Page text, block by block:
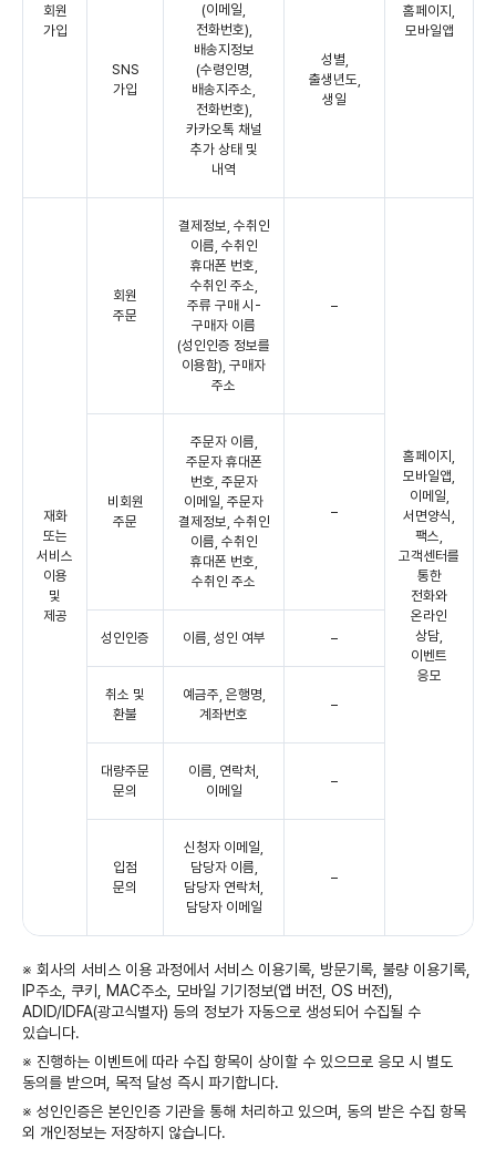
회원
가입
홈페이지,
모바일앱
SNS
가입
(이메일,
전화번호),
배송지정보
(수령인명,
배송지주소,
전화번호),
카카오톡 채널
추가 상태 및
내역
성별,
출생년도,
생일
재화
또는
서비스
이용
및
제공
회원
주문
결제정보, 수취인
이름, 수취인
휴대폰 번호,
수취인 주소,
주류 구매 시-
구매자 이름
(성인인증 정보를
이용함), 구매자
주소
–
홈페이지,
모바일앱,
이메일,
서면양식,
팩스,
고객센터를
통한
전화와
온라인
상담,
이벤트
응모
비회원
주문
주문자 이름,
주문자 휴대폰
번호, 주문자
이메일, 주문자
결제정보, 수취인
이름, 수취인
휴대폰 번호,
수취인 주소
–
성인인증 이름, 성인 여부 –
취소 및
환불
예금주, 은행명,
계좌번호
–
대량주문
문의
이름, 연락처,
이메일
–
입점
문의
신청자 이메일,
담당자 이름,
담당자 연락처,
담당자 이메일
–
※ 회사의 서비스 이용 과정에서 서비스 이용기록, 방문기록, 불량 이용기록,
IP주소, 쿠키, MAC주소, 모바일 기기정보(앱 버전, OS 버전),
ADID/IDFA(광고식별자) 등의 정보가 자동으로 생성되어 수집될 수
있습니다.
※ 진행하는 이벤트에 따라 수집 항목이 상이할 수 있으므로 응모 시 별도
동의를 받으며, 목적 달성 즉시 파기합니다.
※ 성인인증은 본인인증 기관을 통해 처리하고 있으며, 동의 받은 수집 항목
외 개인정보는 저장하지 않습니다.